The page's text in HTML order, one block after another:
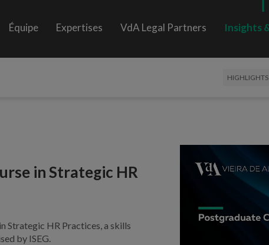
Équipe Expertises VdA Legal Partners Insights
HIGHLIGHTS
in Strategic HR
Strategic HR Practices, a skills
by ISEG.